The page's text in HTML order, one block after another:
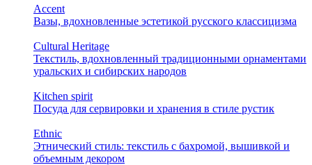
Accent
Вазы, вдохновленные эстетикой русского классицизма
Cultural Heritage
Текстиль, вдохновленный традиционными орнаментами
уральских и сибирских народов
Kitchen spirit
Посуда для сервировки и хранения в стиле рустик
Ethnic
Этнический стиль: текстиль с бахромой, вышивкой и
объемным декором